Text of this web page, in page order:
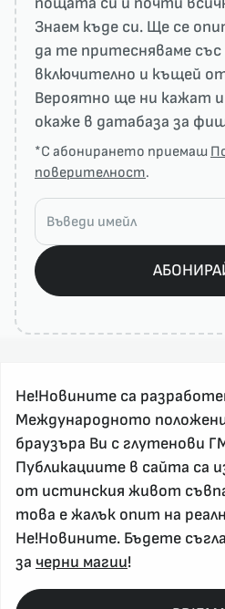
Знаем къде си. Ще се
да те притесняваме
включително и къщей
Вероятно ще ни кажат
окаже в датабаза за
*С абонирането приемаш
поверителност.
За реклама и връзка с нас,
nenovinite@gmail.com
Контакт
За нас
Напиши Не!Новина
Абонирай се
Не!Новините са
Международното
браузъра Ви с глутенови
Публикациите в сайта са
от истинския живот
това е жалък опит на
Не!Новините. Бъдете
за черни магии!